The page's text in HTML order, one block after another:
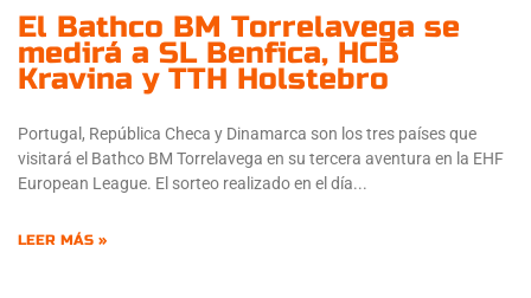
El Bathco BM Torrelavega se
medirá a SL Benfica, HCB
Kravina y TTH Holstebro
Portugal, República Checa y Dinamarca son los tres países que
visitará el Bathco BM Torrelavega en su tercera aventura en la EHF
European League. El sorteo realizado en el día
LEER MÁS »